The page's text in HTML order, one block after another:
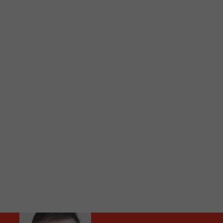
Audio